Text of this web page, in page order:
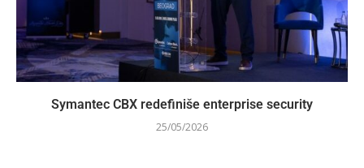
Symantec CBX redefiniše enterprise security
25/05/2026